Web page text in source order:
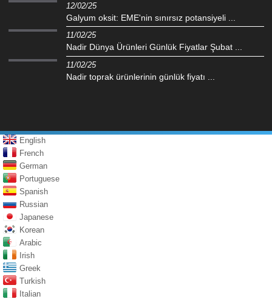
12/02/25
Galyum oksit: EME'nin sınırsız potansiyeli ...
11/02/25
Nadir Dünya Ürünleri Günlük Fiyatlar Şubat ...
11/02/25
Nadir toprak ürünlerinin günlük fiyatı ...
English
French
German
Portuguese
Spanish
Russian
Japanese
Korean
Arabic
Irish
Greek
Turkish
Italian